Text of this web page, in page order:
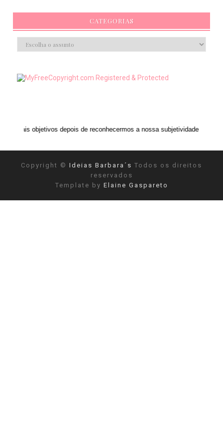
CATEGORIAS
depois de reconhecermos a nossa subjetividade." ANAIS NIN
Copyright © Ideias Barbara´s Todos os direitos
reservados
Template by Elaine Gaspareto